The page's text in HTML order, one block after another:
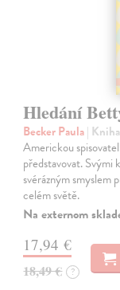
Hledání
Becker Paula| Kniha
Americkou
představovat. Svými
svérázným smyslem
celém světě.
Na externom
17,94 €
18,49 € ?